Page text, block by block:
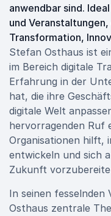
anwendbar sind.
und
Transformation,
Stefan Osthaus ist
im Bereich digitale
Erfahrung in der
hat, die ihre
digitale Welt
hervorragenden Ruf
Organisationen hilft,
entwickeln und sich
Zukunft
In seinen
Osthaus zentrale